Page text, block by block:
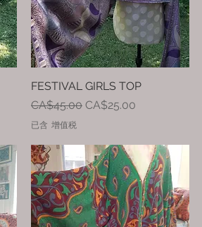
快速瀏覽
FESTIVAL GIRLS TOP
一般價格
CA$45.00 促銷價格
CA$25.00
已含 增值税